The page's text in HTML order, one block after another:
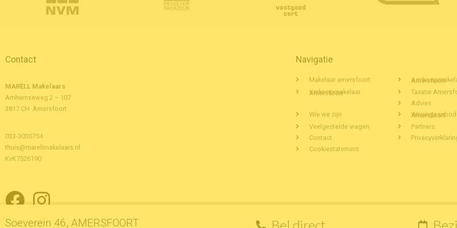
Contact
MARÈLL Makelaars
Arnhemseweg 2 – 107
3817 CH Amersfoort
033-3030754
thuis@marellmakelaars.nl
KvK7526190
Navigatie
Makelaar amersfoort
Aankoopmakelaar Amersfoort
Verkoopmakelaar Amersfoort
Taxatie
Advies
Wie we zijn
Woningaanbod Amersfoort
Veelgestelde vragen
Partners
Contact
Cookiestatement
Soeverein 46, AMERSFOORT